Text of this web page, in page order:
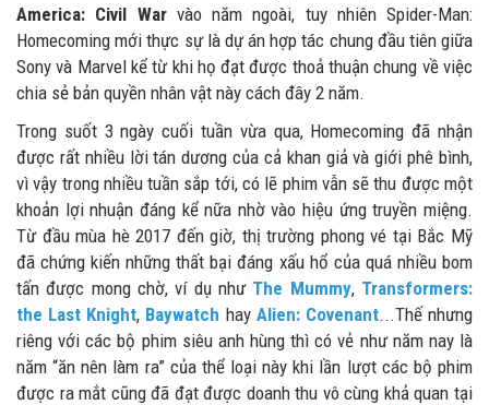
America: Civil Warvào năm ngoài, tuy nhiên Spider-Man:
Homecoming mới thực sự là dự án hợp tác chung đầu tiên giữa
Sony và Marvel kể từ khi họ đạt được thoả thuận chung về việc
chia sẻ bản quyền nhân vật này cách đây 2 năm.
Trong suốt 3 ngày cuối tuần vừa qua, Homecoming đã nhận
được rất nhiều lời tán dương của cả khan giả và giới phê bình,
vì vậy trong nhiều tuần sắp tới, có lẽ phim vẫn sẽ thu được một
khoản lợi nhuận đáng kể nữa nhờ vào hiệu ứng truyền miệng.
Từ đầu mùa hè 2017 đến giờ, thị trường phong vé tại Bắc Mỹ
đã chứng kiến những thất bại đáng xấu hổ của quá nhiều bom
tấn được mong chờ, ví dụ như The Mummy, Transformers:
the Last Knight, Baywatch hay Alien: Covenant...Thế nhưng
riêng với các bộ phim siêu anh hùng thì có vẻ như năm nay là
năm “ăn nên làm ra” của thể loại này khi lần lượt các bộ phim
được ra mắt cũng đã đạt được doanh thu vô cùng khả quan tại